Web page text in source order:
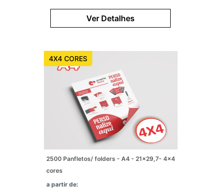
Ver Detalhes
4X4 CORES
2500 Panfletos/ folders - A4 - 21x29,7- 4x4
cores
a partir de: